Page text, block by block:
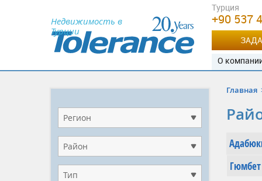
Недвижимость в
Турции
Турция
+90 537
О
Главная
Гюмбет
Регион
Район
Тип